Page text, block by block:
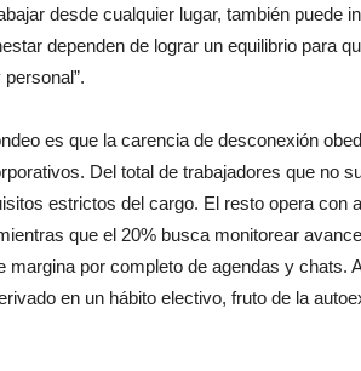
desde cualquier lugar, también puede
dependen de lograr un equilibrio para
es que la carencia de desconexión
Del total de trabajadores que no
estrictos del cargo. El resto opera con
que el 20% busca monitorear
margina por completo de agendas y chats.
en un hábito electivo, fruto de la